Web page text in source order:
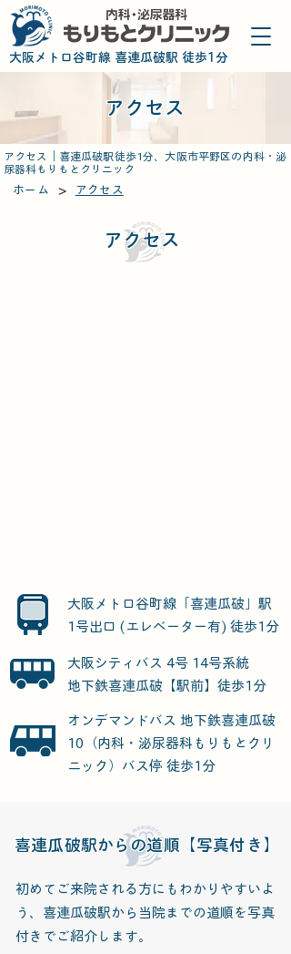
​大阪メトロ谷町線 喜連瓜破駅 徒歩1分
​アクセス
アクセス｜喜連瓜破駅徒歩1分、大阪市平野区の内科・泌
尿器科もりもとクリニック
ホーム > アクセス
アクセス
大阪メトロ谷町線「喜連瓜破」駅
1号出口 (エレベーター有) 徒歩1分
大阪シティバス 4号 14号系統
地下鉄喜連瓜破【駅前】徒歩1分
オンデマンドバス 地下鉄喜連瓜破
10（ 内科・泌尿器科もりもとクリ
ニック）​ バス停 徒歩1分
喜連瓜破駅からの道順【写真付き】
初めてご来院される方にもわかりやすいよ
う、喜連瓜破駅から当院までの道順を写真
付きでご紹介します。